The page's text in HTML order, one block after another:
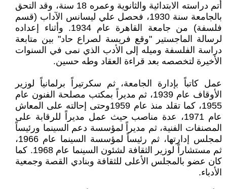
أتم دراسته الابتدائية والثانوية وعمره 18 سنة، وقد التحق
بالجامعة سنة 1930، فحصل علي ليسانس الآداب (قسم
فلسفة) من جامعة القاهرة عام 1934. وأثناء إعداده
لرسالة الماجستير "وقع فريسة لصراع حاد" بين متابعة
دراسة الفلسفة وميله إلى الأدب الذي نمى في السنوات
الأخيرة لتخصصه بعد قراءة العقاد وطه حسين.
عمل كاتباً بإدارة الجامعة، ثم سكرتيراً برلمانياً لوزير
الأوقاف عام 1939، ثم مديراً بمكتب مصلحة الفنون عام
1955، كما تقلد منذ عام 1959وحتى إحالته على المعاش
عام 1971، عدة مناصب حيث عمل مديراً للرقابة على
المصنفات الفنية، ثم مديراً لمؤسسة دعم السينما ورئيساً
لمجلس إدارتها، ثم رئيساً لمؤسسة السينما عام 1966،
ثم مستشاراً لوزير الثقافة لشئون السينما عام 1968. كما
كان عضو بالمجلس الأعلى للثقافة وبنادي القصة وجمعية
الأدباء.